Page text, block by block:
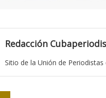
Redacción
Sitio de la Unión de Periodistas